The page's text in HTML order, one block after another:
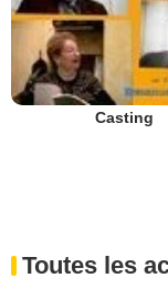
Casting
Toutes les